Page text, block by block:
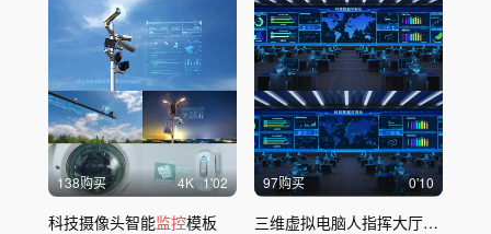
138购买 4K 1'02
科技摄像头智能监控模板
97购买 0'10
三维虚拟电脑人指挥大厅智慧大屏